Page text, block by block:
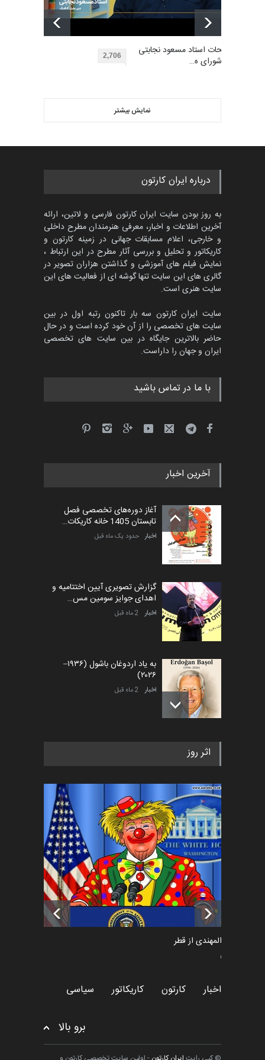
مسابقه بین‌المللی کارتون آیدین
دوغان، ترکیه،…
مهلت
کارتون CARTUNION ، …
مسابقۀ بین‌المللی کارتون و
کاریکاتور «البغلی…
جشنواره بین‌المللی کارتون
مدارس پرتغال، ۲۰۲۷
مهلت 4 ماه دیگر
پنجمین مسابقۀ بین‌المللی
کارتون طنز «کلاه‌ای…
مهلت
بهترین آثار کارتون جهان بخش -
453
گالری حدود یک ماه قبل
توضیحات استاد مسعود نجابتی
عضو شورای ه… 2,706
نمایش بیشتر
درباره ایران کارتون
به روز بودن سایت ایران کارتون فارسی و لاتین، ارائه
آخرین اطلاعات و اخبار، معرفی هنرمندان مطرح داخلی
و خارجی، اعلام مسابقات جهانی در زمینه کارتون و
کاریکاتور و تحلیل و بررسی آثار مطرح در این ارتباط ،
نمایش فیلم های آموزشی و گذاشتن هزاران تصویر در
گالری های این سایت تنها گوشه ای از فعالیت های این
سایت هنری است.
سایت ایران کارتون سه بار تاکنون رتبه اول در بین
سایت های تخصصی را از آن خود کرده است و در حال
حاضر بالاترین جایگاه در بین سایت های تخصصی
ایران و جهان را داراست.
با ما در تماس باشید
آخرین اخبار
آغاز دوره‌های تخصصی فصل
تابستان 1405 خانه کاریکات…
اخبار حدود یک ماه قبل
گزارش تصویری آیین اختتامیه و
اهدای جوایز سومین مس…
اخبار 2 ماه قبل
به یاد اردوغان باشول (۱۹۳۶–
۲۰۲۶)
اخبار 2 ماه قبل
رویداد کارگاهی کارتون و پوستر
اخبار 5 ماه قبل
فراخوان رویداد کارگاهی کارتون و
پوستر "ایران سربل…
اخبار 6 ماه قبل
تسلیت به همکار | سهراب خیری
اخبار 6 ماه قبل
اثر روز
سعد المهندی از قطر
سیاسی
اخبار کارتون کاریکاتور سیاسی
برو بالا